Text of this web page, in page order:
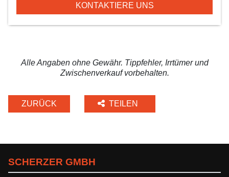
KONTAKTIERE UNS
Alle Angaben ohne Gewähr. Tippfehler, Irrtümer und
Zwischenverkauf vorbehalten.
ZURÜCK TEILEN
SCHERZER GMBH